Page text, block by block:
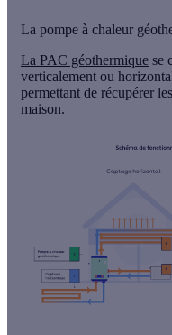
La pompe à chaleur
La PAC géothermique se
verticalement ou
permettant de récupérer
maison.